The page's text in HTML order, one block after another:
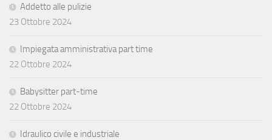
Addetto alle pulizie
23 Ottobre 2024
Impiegata amministrativa part time
22 Ottobre 2024
Babysitter part-time
22 Ottobre 2024
Idraulico civile e industriale